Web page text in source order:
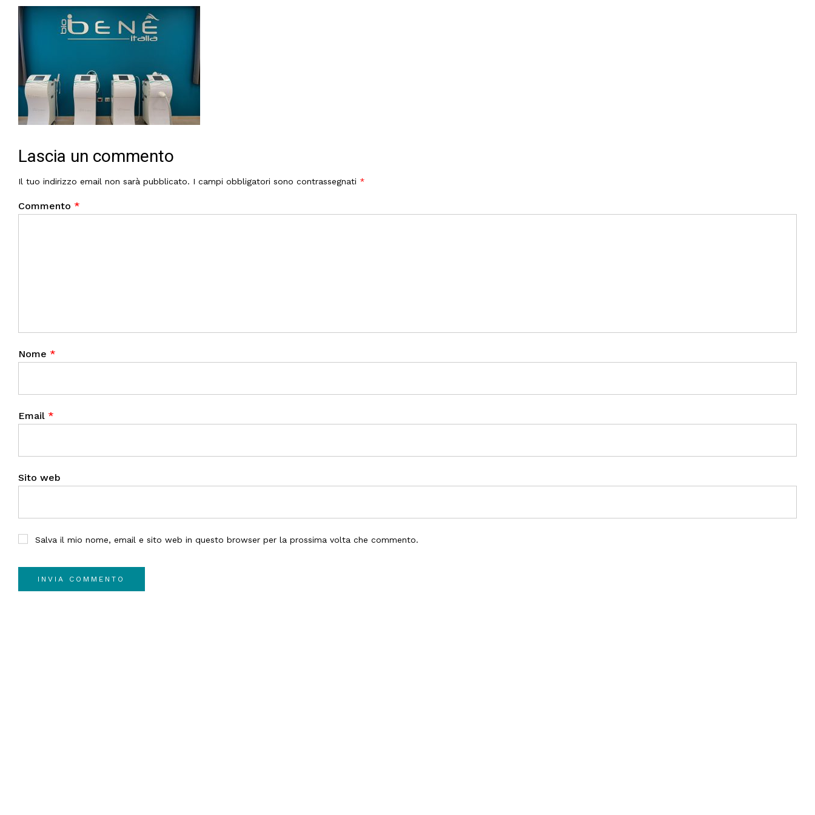
Lascia un commento
Il tuo indirizzo email non sarà pubblicato. I campi obbligatori sono contrassegnati *
Commento *
Nome *
Email *
Sito web
Salva il mio nome, email e sito web in questo browser per la prossima volta che commento.